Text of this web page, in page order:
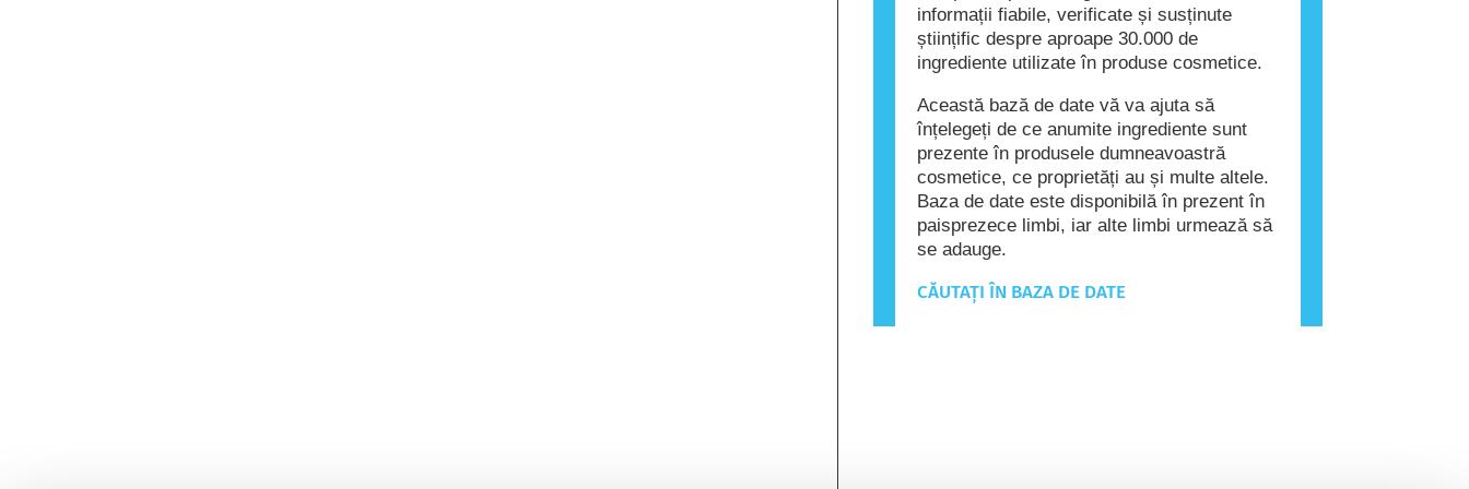
informații fiabile, verificate și susținute
științific despre aproape 30.000 de
ingrediente utilizate în produse cosmetice.
Această bază de date vă va ajuta să
înțelegeți de ce anumite ingrediente sunt
prezente în produsele dumneavoastră
cosmetice, ce proprietăți au și multe altele.
Baza de date este disponibilă în prezent în
paisprezece limbi, iar alte limbi urmează să
se adauge.
CĂUTAȚI ÎN BAZA DE DATE